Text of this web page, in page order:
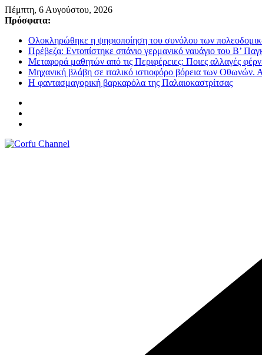
Μετάβαση
σε
Πέμπτη, 6 Αυγούστου, 2026
Πρόσφατα:
Ολοκληρώθηκε η ψηφιοποίηση του συνόλου των
Πρέβεζα: Εντοπίστηκε σπάνιο γερμανικό ναυάγιο του Β’
Mεταφορά μαθητών από τις Περιφέρειες: Ποιες αλλαγές
Μηχανική βλάβη σε ιταλικό ιστιοφόρο βόρεια των Οθωνών.
Η φαντασμαγορική βαρκαρόλα της Παλαιοκαστρίτσας